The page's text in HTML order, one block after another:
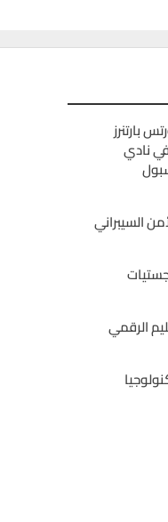
بارتنرز
نادي
السيبراني
الرقمي